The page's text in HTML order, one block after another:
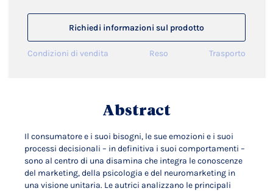
Richiedi informazioni sul prodotto
Condizioni di vendita Reso Trasporto
Abstract
Il consumatore e i suoi bisogni, le sue emozioni e i suoi
processi decisionali – in definitiva i suoi comportamenti –
sono al centro di una disamina che integra le conoscenze
del marketing, della psicologia e del neuromarketing in
una visione unitaria. Le autrici analizzano le principali